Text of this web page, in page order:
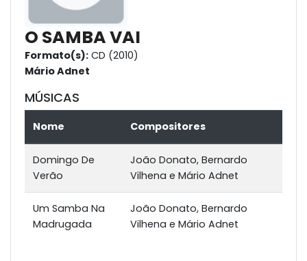
O SAMBA VAI
Formato(s): CD (2010)
Mário Adnet
MÚSICAS
Nome Compositores
Domingo De
Verão
João Donato, Bernardo
Vilhena e Mário Adnet
Um Samba Na
Madrugada
João Donato, Bernardo
Vilhena e Mário Adnet